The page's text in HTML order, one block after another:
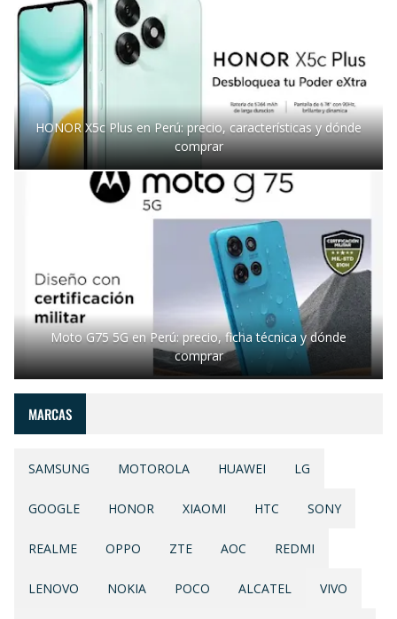
HONOR X5c Plus en Perú: precio, características y dónde
comprar
Moto G75 5G en Perú: precio, ficha técnica y dónde
comprar
MARCAS
SAMSUNG MOTOROLA HUAWEI LG
GOOGLE HONOR XIAOMI HTC SONY
REALME OPPO ZTE AOC REDMI
LENOVO NOKIA POCO ALCATEL VIVO